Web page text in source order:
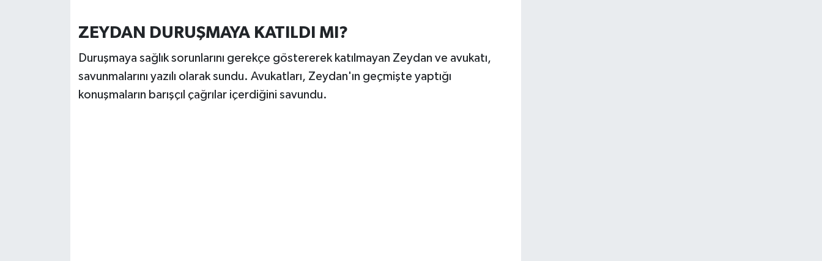
ZEYDAN DURUŞMAYA KATILDI MI?
Duruşmaya sağlık sorunlarını gerekçe göstererek katılmayan Zeydan ve avukatı,
savunmalarını yazılı olarak sundu. Avukatları, Zeydan'ın geçmişte yaptığı
konuşmaların barışçıl çağrılar içerdiğini savundu.